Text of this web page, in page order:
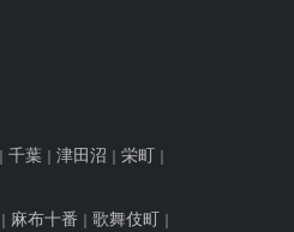
千葉 津田沼 栄町
麻布十番 歌舞伎町